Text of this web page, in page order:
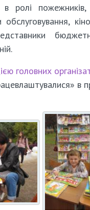
ролі пожежників,
обслуговування,
головних
в